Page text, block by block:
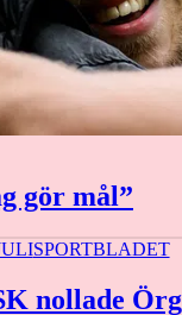
gör mål”
SPORTBLADET
nollade